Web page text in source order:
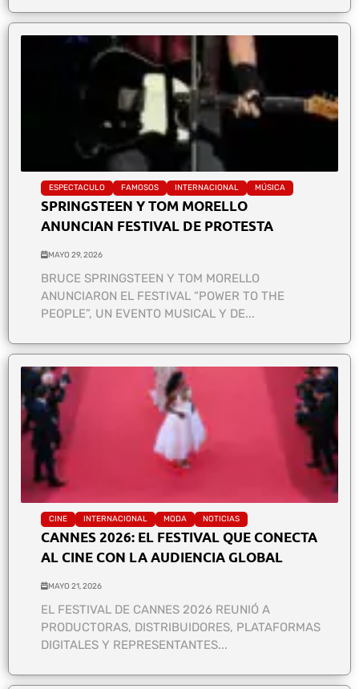
ESPECTACULO FAMOSOS INTERNACIONAL MÚSICA
SPRINGSTEEN Y TOM MORELLO
ANUNCIAN FESTIVAL DE PROTESTA
MAYO 29, 2026
BRUCE SPRINGSTEEN Y TOM MORELLO
ANUNCIARON EL FESTIVAL “POWER TO THE
PEOPLE”, UN EVENTO MUSICAL Y DE...
CINE INTERNACIONAL MODA NOTICIAS
CANNES 2026: EL FESTIVAL QUE CONECTA
AL CINE CON LA AUDIENCIA GLOBAL
MAYO 21, 2026
EL FESTIVAL DE CANNES 2026 REUNIÓ A
PRODUCTORAS, DISTRIBUIDORES, PLATAFORMAS
DIGITALES Y REPRESENTANTES...